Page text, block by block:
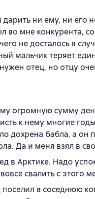
ни ему, ни его
во мне конкурента,
не досталось в
мальчик теряет
отец, но отцу
огромную сумму
к нему многие
дохрена бабла, а он
Да и меня взял в
в Арктике. Надо
свалить с этого
в соседнюю